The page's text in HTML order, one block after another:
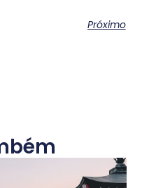
Próximo